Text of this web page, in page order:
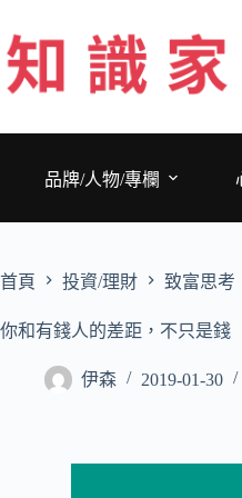
至
主
要
品牌/人物/專欄
首頁 投資/理財 致富思考
你和有錢人的差距，不只是錢
伊森 2019-01-30